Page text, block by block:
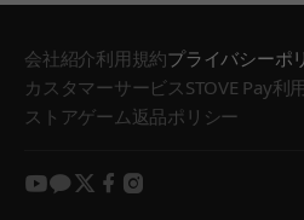
会社紹介利用規約プライバシーポ
カスタマーサービスSTOVE Pay利
ストアゲーム返品ポリシー
youtube
kakao
twitter
facebook
instagram